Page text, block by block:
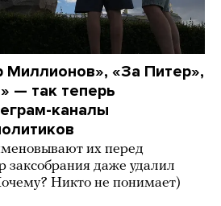
Миллионов», «За Питер»,
— так теперь
каналы
их перед
заксобрания даже удалил
Никто не понимает)